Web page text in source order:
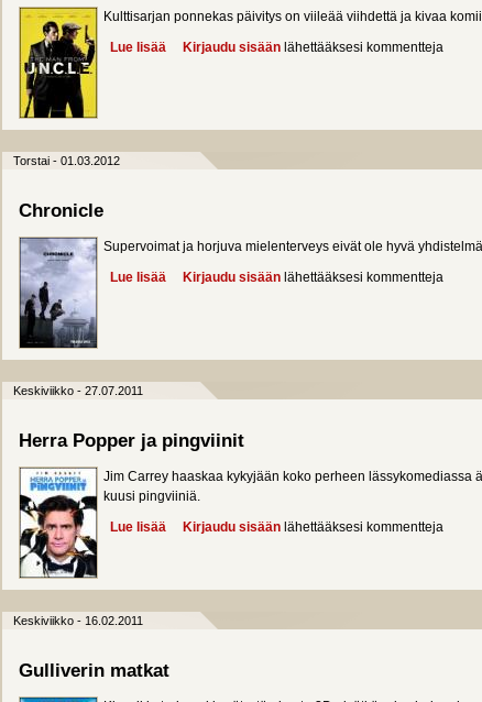
Kulttisarjan ponnekas päivitys on viileää viihdettä ja kivaa
Lue lisää about Koodinimi U.N.C.L.E.
Kirjaudu sisään lähettääksesi kommentteja
Torstai - 01.03.2012
Chronicle
Supervoimat ja horjuva mielenterveys eivät ole hyvä
Lue lisää about Chronicle
Kirjaudu sisään lähettääksesi kommentteja
Keskiviikko - 27.07.2011
Herra Popper ja pingviinit
Jim Carrey haaskaa kykyjään koko perheen lässykomediassa
kuusi pingviiniä.
Lue lisää about Herra Popper ja pingviinit
Kirjaudu sisään lähettääksesi kommentteja
Keskiviikko - 16.02.2011
Gulliverin matkat